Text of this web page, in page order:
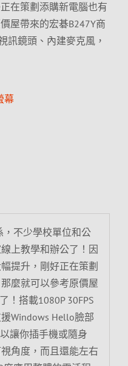
在策劃添購新電腦也有
屋帶來的宏碁B247Y商
訊鏡頭、內建麥克風，
幕
，不少學校單位和公
上教學和辦公了！因
提升，剛好正在策劃
麼就可以參考原價屋
！搭載1080P 30FPS
Windows Hello臉部
讓你插手機或隨身
角度，而且還能左右